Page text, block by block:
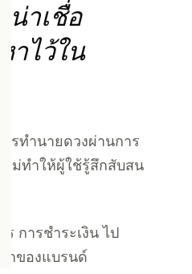
น่าเชื่อ
าไว้ใน
รทำนายดวงผ่านการ
ไม่ทำให้ผู้ใช้รู้สึกสับสน
การชำระเงิน ไป
กของแบรนด์